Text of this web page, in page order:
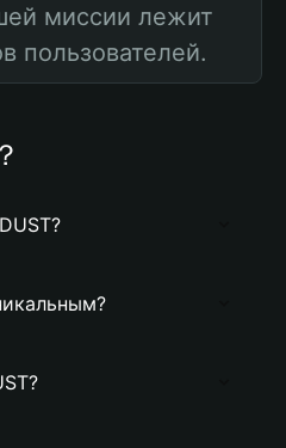
миссии лежит
пользователей.